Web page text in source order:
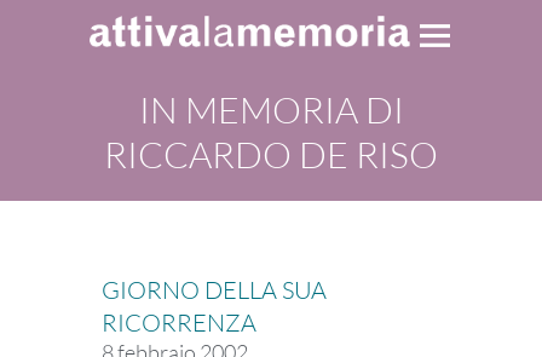
IN MEMORIA DI
RICCARDO DE RISO
GIORNO DELLA SUA
RICORRENZA